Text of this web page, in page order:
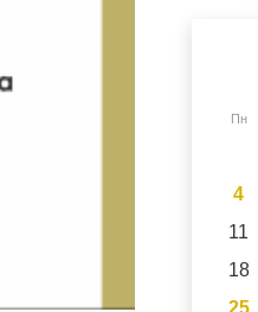
Пн
4
11
18
25